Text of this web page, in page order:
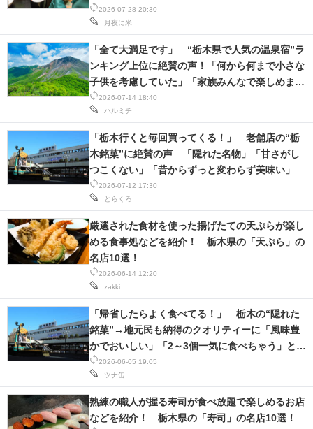
注目記事を集めた総合ページ
ITの今と未来を見通す
スマホと通信の最新トレンド
進化するPCとデバイスの未来
好きが集まる 比べて選べる
ビジネスと働き方のヒント
AI活用のいまが分かる
企業ITのトレンドを詳説
経営リーダーのコミュニティ
マーケ×ITの今がよく分かる
ITエンジニア向け専門サイト
企業向けIT製品の総合サイト
IT製品の技術・比較・事例
2026-07-28 20:30
月夜に米
る」の声
2026-07-14 18:40
ハルミチ
「全て大満足です」 “栃木県で人気の温泉宿”ラ
ンキング上位に絶賛の声！「何から何まで小さな
子供を考慮していた」「家族みんなで楽しめまし
た」
2026-07-12 17:30
とらくろ
「栃木行くと毎回買ってくる！」 老舗店の“栃
木銘菓”に絶賛の声 「隠れた名物」「甘さがし
つこくない」「昔からずっと変わらず美味い」
2026-06-14 12:20
zakki
厳選された食材を使った揚げたての天ぷらが楽し
める食事処などを紹介！ 栃木県の「天ぷら」の
名店10選！
2026-06-05 19:05
ツナ缶
「帰省したらよく食べてる！」 栃木の“隠れた
銘菓”→地元民も納得のクオリティーに「風味豊
かでおいしい」「2～3個一気に食べちゃう」と絶
賛の声
熟練の職人が握る寿司が食べ放題で楽しめるお店
などを紹介！ 栃木県の「寿司」の名店10選！